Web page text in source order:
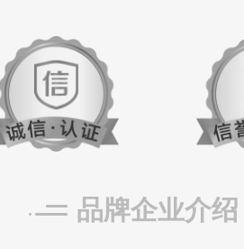
品牌企业介绍